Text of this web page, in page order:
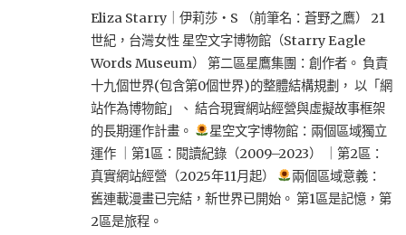
Eliza Starry｜伊莉莎・S （前筆名：蒼野之鷹） 21
世紀，台灣女性 星空文字博物館（Starry Eagle
Words Museum） 第二區星鷹集團：創作者。 負責
十九個世界(包含第0個世界)的整體結構規劃， 以「網
站作為博物館」、 結合現實網站經營與虛擬故事框架
的長期運作計畫。
星空文字博物館：兩個區域獨立
運作 ｜第1區：閱讀紀錄（2009–2023） ｜第2區：
真實網站經營（2025年11月起）
兩個區域意義：
舊連載漫畫已完結，新世界已開始。 第1區是記憶，第
2區是旅程。